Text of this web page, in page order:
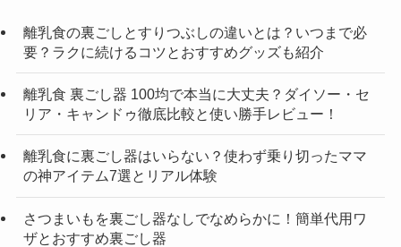
離乳食の裏ごしとすりつぶしの違いとは？いつまで必
要？ラクに続けるコツとおすすめグッズも紹介
離乳食 裏ごし器 100均で本当に大丈夫？ダイソー・セ
リア・キャンドゥ徹底比較と使い勝手レビュー！
離乳食に裏ごし器はいらない？使わず乗り切ったママ
の神アイテム7選とリアル体験
さつまいもを裏ごし器なしでなめらかに！簡単代用ワ
ザとおすすめ裏ごし器